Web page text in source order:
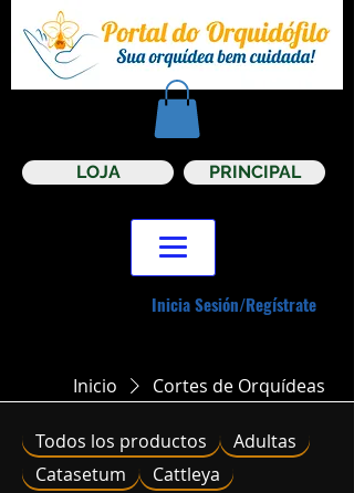
Inicia Sesión/Regístrate
LOJA PRINCIPAL
Inicio Cortes de Orquídeas
Todos los productos
Adultas
Catasetum
Cattleya